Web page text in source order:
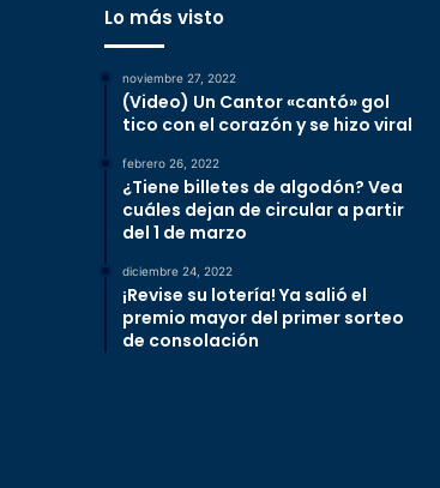
Lo más visto
noviembre 27, 2022
(Video) Un Cantor «cantó» gol
tico con el corazón y se hizo viral
febrero 26, 2022
¿Tiene billetes de algodón? Vea
cuáles dejan de circular a partir
del 1 de marzo
diciembre 24, 2022
¡Revise su lotería! Ya salió el
premio mayor del primer sorteo
de consolación